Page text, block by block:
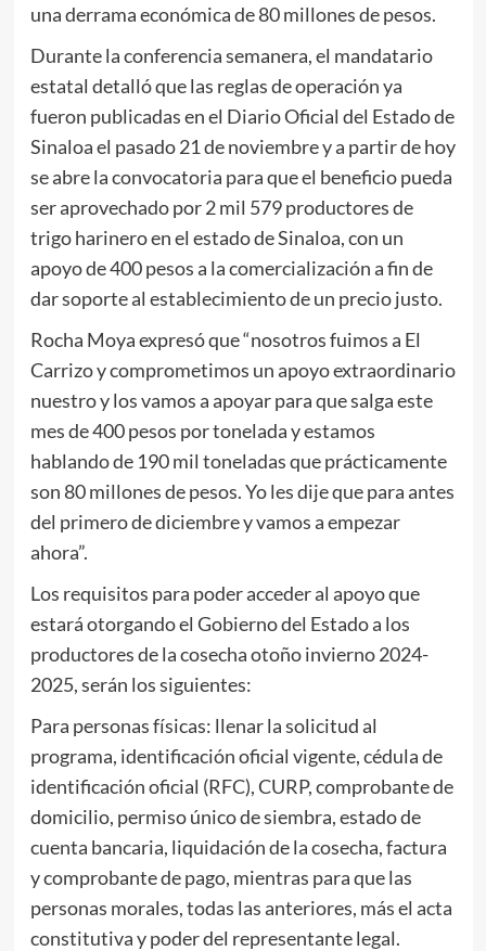
una derrama económica de 80 millones de pesos.
Durante la conferencia semanera, el mandatario
estatal detalló que las reglas de operación ya
fueron publicadas en el Diario Oficial del Estado de
Sinaloa el pasado 21 de noviembre y a partir de hoy
se abre la convocatoria para que el beneficio pueda
ser aprovechado por 2 mil 579 productores de
trigo harinero en el estado de Sinaloa, con un
apoyo de 400 pesos a la comercialización a fin de
dar soporte al establecimiento de un precio justo.
Rocha Moya expresó que “nosotros fuimos a El
Carrizo y comprometimos un apoyo extraordinario
nuestro y los vamos a apoyar para que salga este
mes de 400 pesos por tonelada y estamos
hablando de 190 mil toneladas que prácticamente
son 80 millones de pesos. Yo les dije que para antes
del primero de diciembre y vamos a empezar
ahora”.
Los requisitos para poder acceder al apoyo que
estará otorgando el Gobierno del Estado a los
productores de la cosecha otoño invierno 2024-
2025, serán los siguientes:
Para personas físicas: llenar la solicitud al
programa, identificación oficial vigente, cédula de
identificación oficial (RFC), CURP, comprobante de
domicilio, permiso único de siembra, estado de
cuenta bancaria, liquidación de la cosecha, factura
y comprobante de pago, mientras para que las
personas morales, todas las anteriores, más el acta
constitutiva y poder del representante legal.